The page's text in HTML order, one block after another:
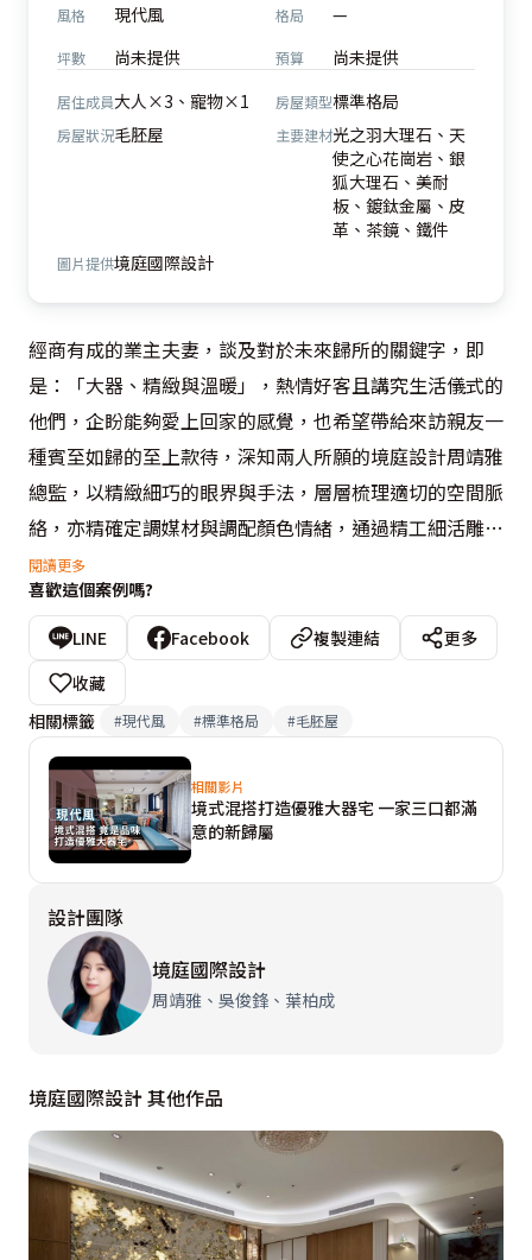
風格 現代風 格局 —
坪數 尚未提供 預算 尚未提供
居住成員大人×3、寵物×1 房屋類型標準格局
房屋狀況毛胚屋 主要建材光之羽大理石、天
使之心花崗岩、銀
狐大理石、美耐
板、鍍鈦金屬、皮
革、茶鏡、鐵件
圖片提供境庭國際設計
經商有成的業主夫妻，談及對於未來歸所的關鍵字，即
是：「大器、精緻與溫暖」，熱情好客且講究生活儀式的
他們，企盼能夠愛上回家的感覺，也希望帶給來訪親友一
種賓至如歸的至上款待，深知兩人所願的境庭設計周靖雅
總監，以精緻細巧的眼界與手法，層層梳理適切的空間脈
絡，亦精確定調媒材與調配顏色情緒，通過精工細活雕琢
獨有氣度，使大宅專屬的高貴格調，無須言說。
從玄關邁向客廳，以含蘊高雅石紋脈絡、名為光之羽的大
理石揭開家幕，從返家那刻起，即能深刻感受名貴奢雅的
空間質韻，循序而入，以純粹白鑲佐浮光金，依序摻揉鍍
鈦金屬、燈條、皮革與茶鏡，韜韞自成一格的恢弘氣度，
亦憑藉石紋的漫流軌跡，使公領域形成似離而合的曖昧關
係，無形中拉闊了空間尺度，也攏聚了全家人情感。
同步細心顧及毛孩需求，以銀狐大理石鑲上一圈墨黑框
線，宛若柔軟地毯般圍塑暖心情境，也能切合日常的清理
需求。對於收納機能也是仔細研磨，沿著柱深拓增成一方
儲藏間，使高爾夫球具與行李箱妥善歸放，佐配隱藏門設
計，梳整簡潔俐落的空間線條；此外，根據家人各自所願
寧靜臥榻，全家人都能尋得專屬角落。
私領域亦於主臥室與女兒房分別設置網美級的梳妝台，以
及量身配置精品包包展示櫃，使心愛的服飾配件各得其
所，體現獨有的美學品味。對於色彩搭配也是用心看待，
閱讀更多
喜歡這個案例嗎?
LINE Facebook 複製連結
更多
收藏
相關標籤
#現代風 #標準格局 #毛胚屋
相關影片
境式混搭打造優雅大器宅 一家三口都滿
意的新歸屬
設計團隊
境庭國際設計
周靖雅、吳俊鋒、葉柏成
境庭國際設計 其他作品